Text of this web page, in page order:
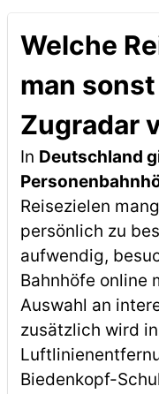
Welche
man
Zugradar
In Deutschland
Reisezielen
persönlich zu
aufwendig,
Bahnhöfe online
Auswahl an
zusätzlich wird
Biedenkopf-